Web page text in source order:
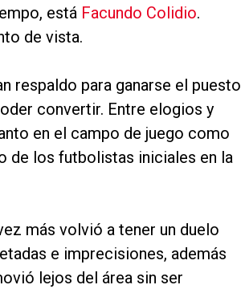
está Facundo Colidio.
de vista.
respaldo para ganarse el puesto
convertir. Entre elogios y
en el campo de juego como
de los futbolistas iniciales en la
más volvió a tener un duelo
e imprecisiones, además
lejos del área sin ser